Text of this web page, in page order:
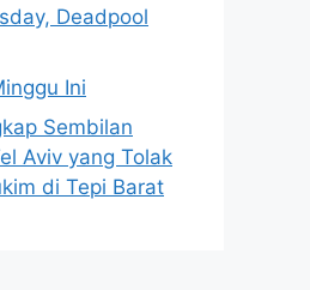
Deadpool
Ini
Sembilan
Aviv yang Tolak
di Tepi Barat